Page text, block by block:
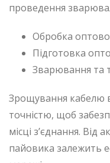
проведення
Обробка
Підготовка
Зварювання та
Зрощування кабелю
точністю, щоб
місці з’єднання. Від
пайовика залежить